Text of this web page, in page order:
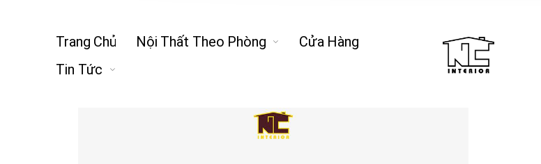
Trang Chủ Nội Thất Theo Phòng
Cửa Hàng
Tin Tức